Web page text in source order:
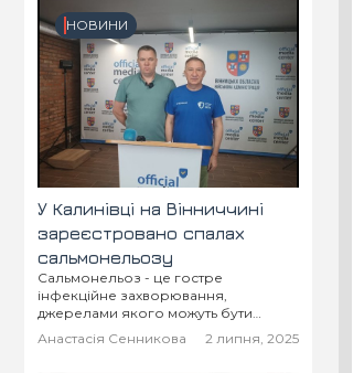
Партнери
Спорт
НОВИНИ
У Калинівці на Вінниччині
зареєстровано спалах
сальмонельозу
Сальмонельоз - це гостре
інфекційне захворювання,
джерелами якого можуть бути
сільськогосподарські тварини та
інфіковані люди.
Анастасія Сенникова 2 липня, 2025